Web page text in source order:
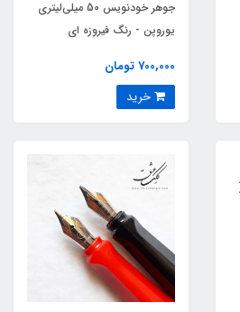
جوهر خودنویس 50 میلی‌لیتری
یوروپن - رنگ فیروزه ای
700,000 تومان